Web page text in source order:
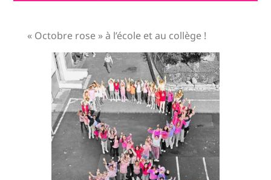
« Octobre rose » à l’école et au collège !